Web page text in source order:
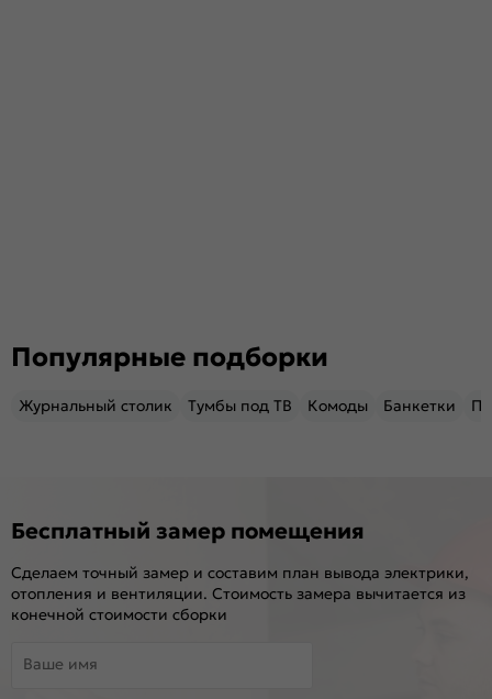
Популярные подборки
Журнальный столик Тумбы под ТВ Комоды Банкетки
Бесплатный замер помещения
Сделаем точный замер и составим план вывода электрики,
отопления и вентиляции. Стоимость замера вычитается из
конечной стоимости сборки
Ваше имя